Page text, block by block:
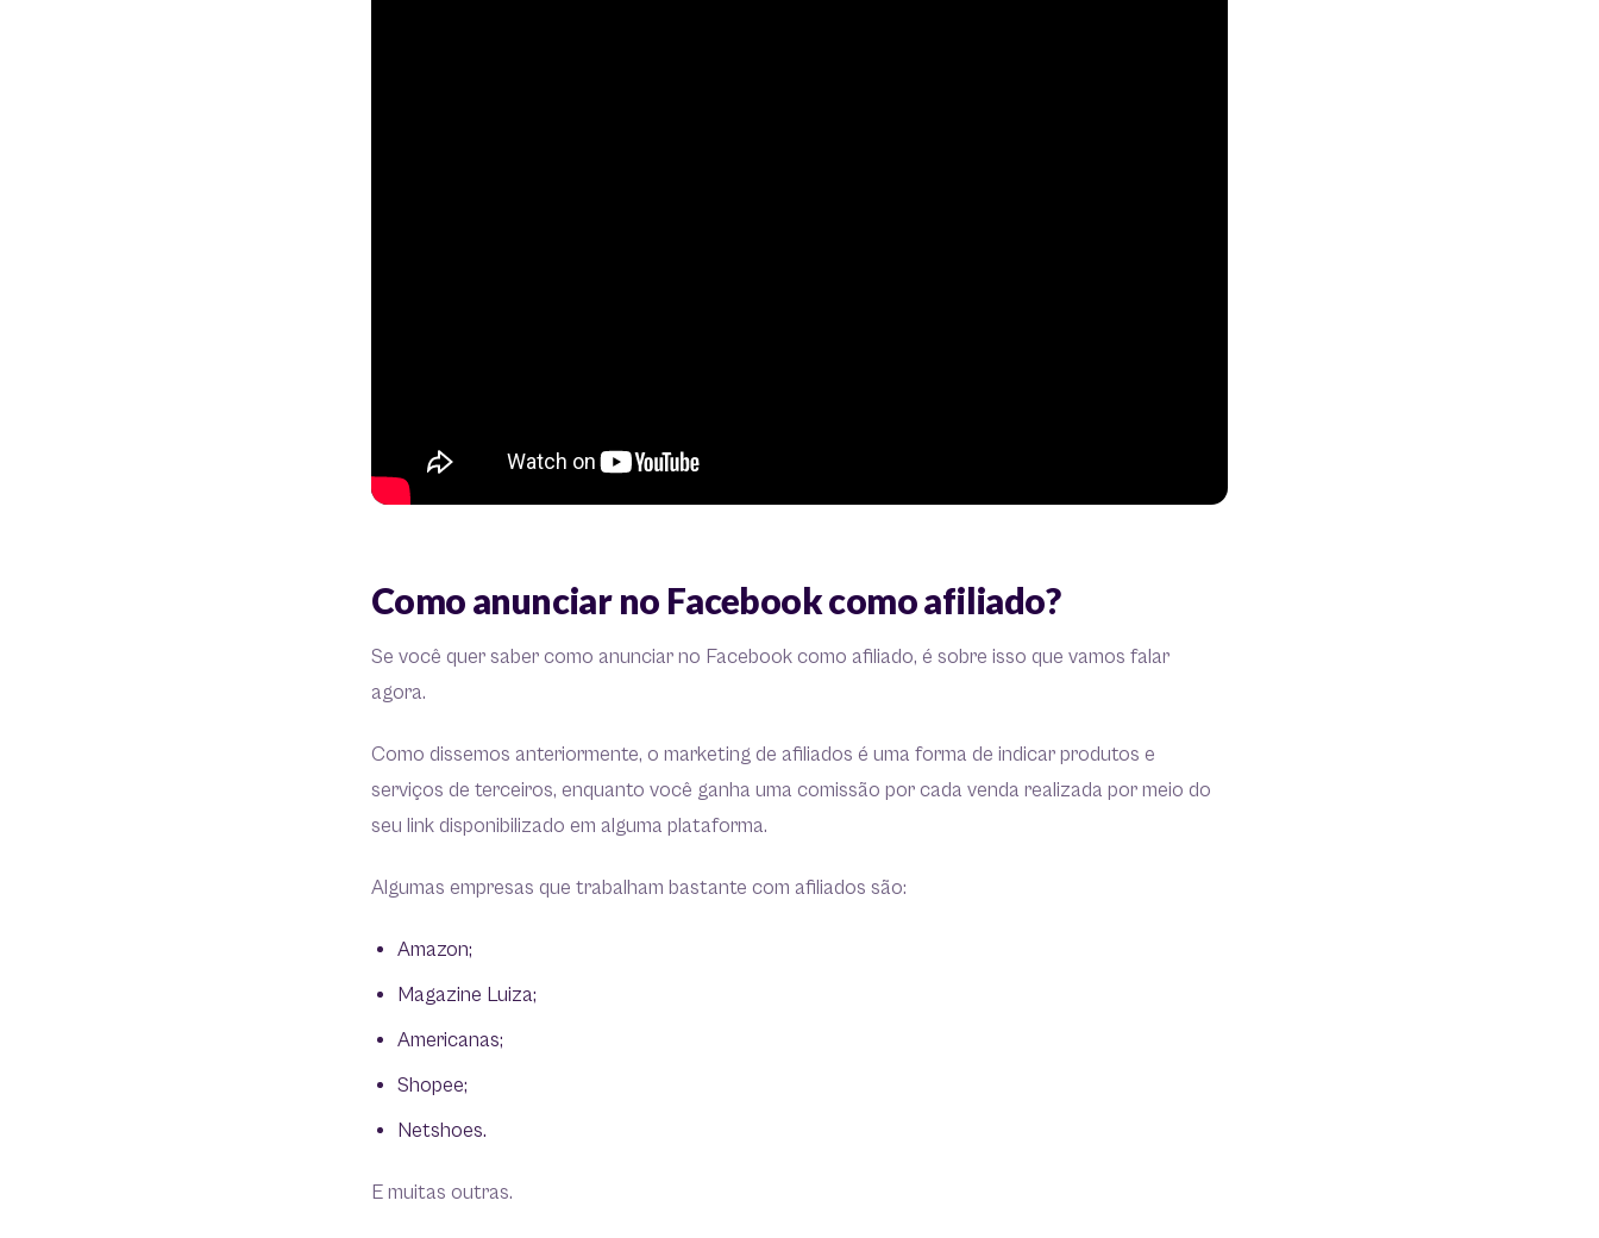
Como anunciar no Facebook como afiliado?
Se você quer saber como anunciar no Facebook como afiliado, é sobre isso que vamos falar
agora.
Como dissemos anteriormente, o marketing de afiliados é uma forma de indicar produtos e
serviços de terceiros, enquanto você ganha uma comissão por cada venda realizada por meio do
seu link disponibilizado em alguma plataforma.
Algumas empresas que trabalham bastante com afiliados são:
Amazon;
Magazine Luiza;
Americanas;
Shopee;
Netshoes.
E muitas outras.